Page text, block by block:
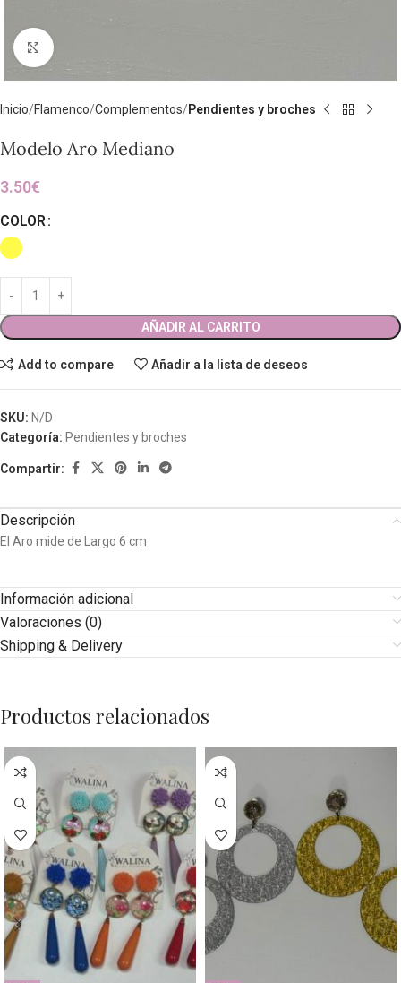
Clic para ampliar
Inicio Flamenco Complementos Pendientes y broches
Modelo Aro Mediano
3.50€
COLOR
AÑADIR AL CARRITO
Add to compare Añadir a la lista de deseos
SKU: N/D
Categoría: Pendientes y broches
Compartir:
Descripción
El Aro mide de Largo 6 cm
Información adicional
Valoraciones (0)
Shipping & Delivery
Productos relacionados